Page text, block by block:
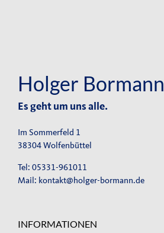
Holger Bormann
Es geht um uns alle.
Im Sommerfeld 1
38304 Wolfenbüttel
Tel: 05331-961011
Mail: kontakt@holger-bormann.de
INFORMATIONEN